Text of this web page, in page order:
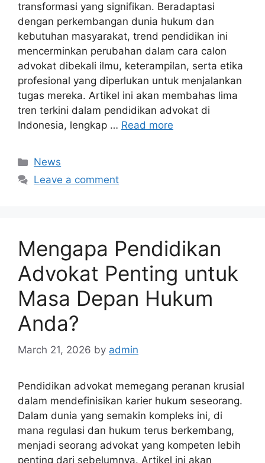
transformasi yang signifikan. Beradaptasi
dengan perkembangan dunia hukum dan
kebutuhan masyarakat, trend pendidikan ini
mencerminkan perubahan dalam cara calon
advokat dibekali ilmu, keterampilan, serta etika
profesional yang diperlukan untuk menjalankan
tugas mereka. Artikel ini akan membahas lima
tren terkini dalam pendidikan advokat di
Indonesia, lengkap … Read more
Categories
News
Leave a comment
Mengapa Pendidikan
Advokat Penting untuk
Masa Depan Hukum
Anda?
March 21, 2026 by admin
Pendidikan advokat memegang peranan krusial
dalam mendefinisikan karier hukum seseorang.
Dalam dunia yang semakin kompleks ini, di
mana regulasi dan hukum terus berkembang,
menjadi seorang advokat yang kompeten lebih
penting dari sebelumnya. Artikel ini akan